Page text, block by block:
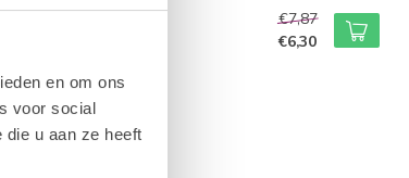
en om ons
voor social
u aan ze heeft
€7,87
€6,30